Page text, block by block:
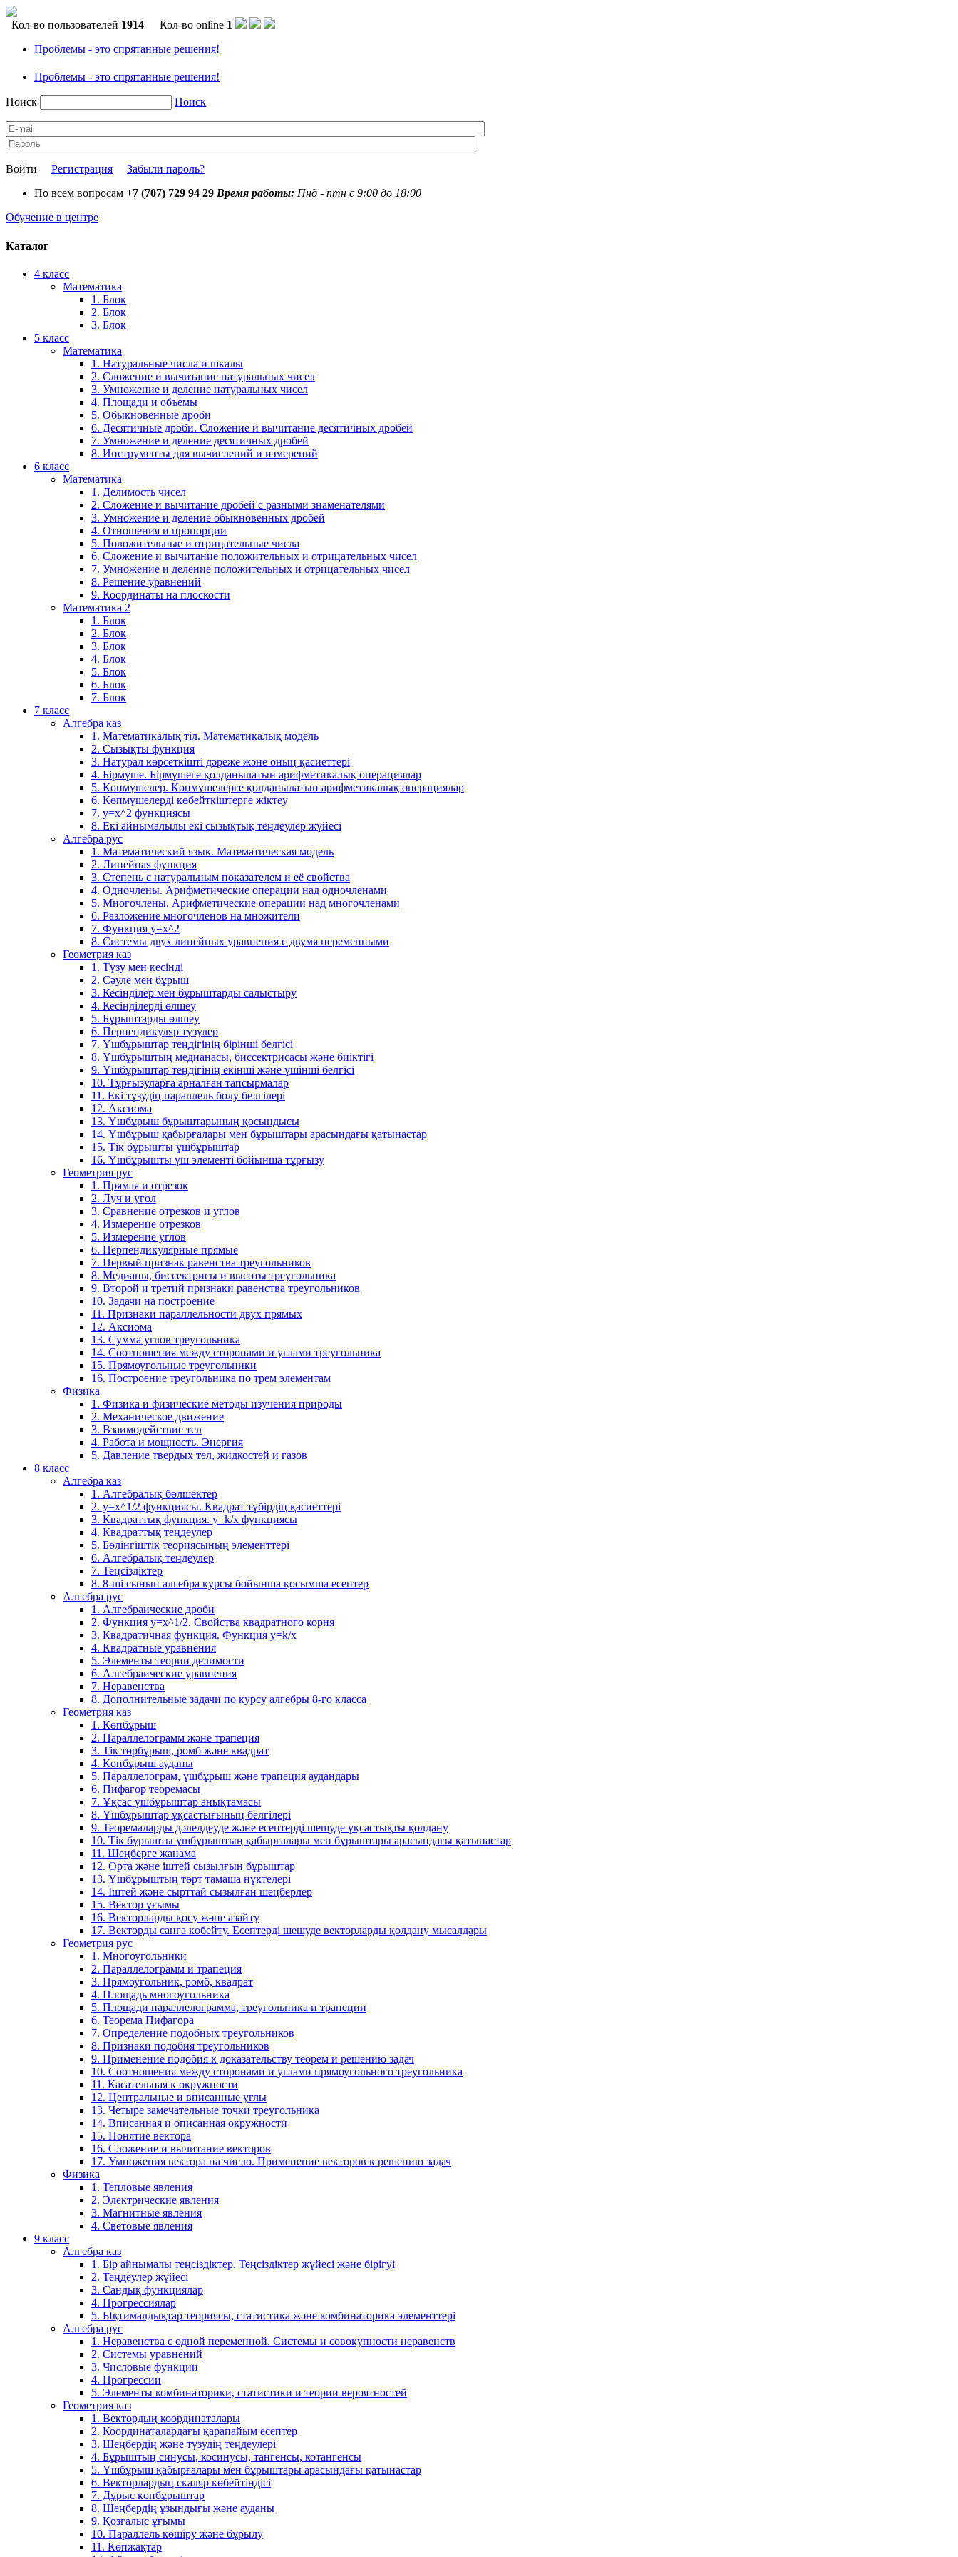
Кол-во пользователей 1914 Кол-во online 1
Проблемы - это спрятанные решения!
Проблемы - это спрятанные решения!
Поиск Поиск
Войти Регистрация
Забыли пароль?
По всем вопросам +7 (707) 729 94 29 Время работы: Пнд - птн с 9:00 до 18:00
Обучение в центре
Каталог
4 класс
Математика
1. Блок
2. Блок
3. Блок
5 класс
Математика
1. Натуральные числа и шкалы
2. Сложение и вычитание натуральных чисел
3. Умножение и деление натуральных чисел
4. Площади и объемы
5. Обыкновенные дроби
6. Десятичные дроби. Сложение и вычитание десятичных дробей
7. Умножение и деление десятичных дробей
8. Инструменты для вычислений и измерений
6 класс
Математика
1. Делимость чисел
2. Сложение и вычитание дробей с разными знаменателями
3. Умножение и деление обыкновенных дробей
4. Отношения и пропорции
5. Положительные и отрицательные числа
6. Сложение и вычитание положительных и отрицательных чисел
7. Умножение и деление положительных и отрицательных чисел
8. Решение уравнений
9. Координаты на плоскости
Математика 2
1. Блок
2. Блок
3. Блок
4. Блок
5. Блок
6. Блок
7. Блок
7 класс
Алгебра каз
1. Математикалық тіл. Математикалық модель
2. Сызықты функция
3. Натурал көрсеткішті дәреже және оның қасиеттері
4. Бірмүше. Бірмүшеге қолданылатын арифметикалық операциялар
5. Көпмүшелер. Көпмүшелерге қолданылатын арифметикалық операциялар
6. Көпмүшелерді көбейткіштерге жіктеу
7. у=х^2 функциясы
8. Екі айнымалылы екі сызықтық теңдеулер жүйесі
Алгебра рус
1. Математический язык. Математическая модель
2. Линейная функция
3. Степень с натуральным показателем и её свойства
4. Одночлены. Арифметические операции над одночленами
5. Многочлены. Арифметические операции над многочленами
6. Разложение многочленов на множители
7. Функция y=x^2
8. Системы двух линейных уравнения с двумя переменными
Геометрия каз
1. Түзу мен кесінді
2. Сәуле мен бұрыш
3. Кесінділер мен бұрыштарды салыстыру
4. Кесінділерді өлшеу
5. Бұрыштарды өлшеу
6. Перпендикуляр түзулер
7. Үшбұрыштар теңдігінің бірінші белгісі
8. Үшбұрыштың медианасы, биссектрисасы және биіктігі
9. Үшбұрыштар теңдігінің екінші және үшінші белгісі
10. Тұрғызуларға арналған тапсырмалар
11. Екі түзудің параллель болу белгілері
12. Аксиома
13. Үшбұрыш бұрыштарының қосындысы
14. Үшбұрыш қабырғалары мен бұрыштары арасындағы қатынастар
15. Тік бұрышты үшбұрыштар
16. Үшбұрышты үш элементі бойынша тұрғызу
Геометрия рус
1. Прямая и отрезок
2. Луч и угол
3. Сравнение отрезков и углов
4. Измерение отрезков
5. Измерение углов
6. Перпендикулярные прямые
7. Первый признак равенства треугольников
8. Медианы, биссектрисы и высоты треугольника
9. Второй и третий признаки равенства треугольников
10. Задачи на построение
11. Признаки параллельности двух прямых
12. Аксиома
13. Сумма углов треугольника
14. Соотношения между сторонами и углами треугольника
15. Прямоугольные треугольники
16. Построение треугольника по трем элементам
Физика
1. Физика и физические методы изучения природы
2. Механическое движение
3. Взаимодействие тел
4. Работа и мощность. Энергия
5. Давление твердых тел, жидкостей и газов
8 класс
Алгебра каз
1. Алгебралық бөлшектер
2. у=х^1/2 функциясы. Квадрат түбірдің қасиеттері
3. Квадраттық функция. у=k/x функциясы
4. Квадраттық теңдеулер
5. Бөлінгіштік теориясының элементтері
6. Алгебралық теңдеулер
7. Теңсіздіктер
8. 8-ші сынып алгебра курсы бойынша қосымша есептер
Алгебра рус
1. Алгебраические дроби
2. Функция y=x^1/2. Свойства квадратного корня
3. Квадратичная функция. Функция у=k/x
4. Квадратные уравнения
5. Элементы теории делимости
6. Алгебраические уравнения
7. Неравенства
8. Дополнительные задачи по курсу алгебры 8-го класса
Геометрия каз
1. Көпбұрыш
2. Параллелограмм және трапеция
3. Тік төрбұрыш, ромб және квадрат
4. Көпбұрыш ауданы
5. Параллелограм, үшбұрыш және трапеция аудандары
6. Пифагор теоремасы
7. Ұқсас үшбұрыштар анықтамасы
8. Үшбұрыштар ұқсастығының белгілері
9. Теоремаларды дәлелдеуде және есептерді шешуде ұқсастықты қолдану
10. Тік бұрышты үшбұрыштың қабырғалары мен бұрыштары арасындағы қатынастар
11. Шеңберге жанама
12. Орта және іштей сызылғын бұрыштар
13. Үшбұрыштың төрт тамаша нүктелері
14. Іштей және сырттай сызылған шеңберлер
15. Вектор ұғымы
16. Векторларды қосу және азайту
17. Векторды санға көбейту. Есептерді шешуде векторларды қолдану мысалдары
Геометрия рус
1. Многоугольники
2. Параллелограмм и трапеция
3. Прямоугольник, ромб, квадрат
4. Площадь многоугольника
5. Площади параллелограмма, треугольника и трапеции
6. Теорема Пифагора
7. Определение подобных треугольников
8. Признаки подобия треугольников
9. Применение подобия к доказательству теорем и решению задач
10. Соотношения между сторонами и углами прямоугольного треугольника
11. Касательная к окружности
12. Центральные и вписанные углы
13. Четыре замечательные точки треугольника
14. Вписанная и описанная окружности
15. Понятие вектора
16. Сложение и вычитание векторов
17. Умножения вектора на число. Применение векторов к решению задач
Физика
1. Тепловые явления
2. Электрические явления
3. Магнитные явления
4. Световые явления
9 класс
Алгебра каз
1. Бір айнымалы теңсіздіктер. Теңсіздіктер жүйесі және бірігуі
2. Теңдеулер жүйесі
3. Сандық функциялар
4. Прогрессиялар
5. Ықтималдықтар теориясы, статистика және комбинаторика элементтері
Алгебра рус
1. Неравенства с одной переменной. Системы и совокупности неравенств
2. Системы уравнений
3. Числовые функции
4. Прогрессии
5. Элементы комбинаторики, статистики и теории вероятностей
Геометрия каз
1. Вектордың координаталары
2. Координаталардағы қарапайым есептер
3. Шеңбердің және түзудің теңдеулері
4. Бұрыштың синусы, косинусы, тангенсы, котангенсы
5. Үшбұрыш қабырғалары мен бұрыштары арасындағы қатынастар
6. Векторлардың скаляр көбейтіндісі
7. Дұрыс көпбұрыштар
8. Шеңбердің ұзындығы және ауданы
9. Қозғалыс ұғымы
10. Параллель көшіру және бұрылу
11. Көпжақтар